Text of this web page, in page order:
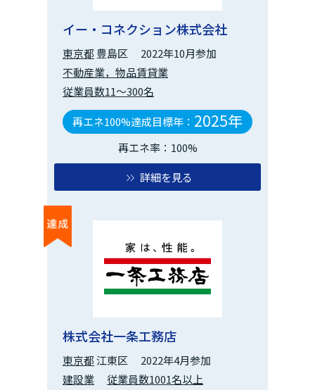
イー・コネクション株式会社
東京都 豊島区
2022年10月参加
不動産業，物品賃貸業
従業員数11～300名
再エネ100%達成目標年： 2025年
再エネ率：100%
詳細を見る
株式会社一条工務店
東京都江東区
2022年4月参加
建設業
従業員数1001名以上